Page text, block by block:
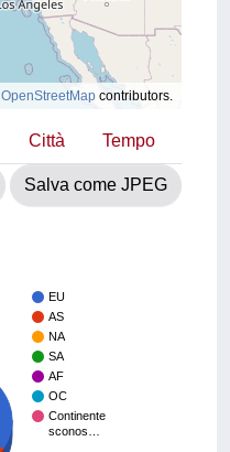
OpenStreetMap contributors.
Città Tempo
Salva come JPEG
EU
AS
NA
SA
AF
OC
Continente
sconos…